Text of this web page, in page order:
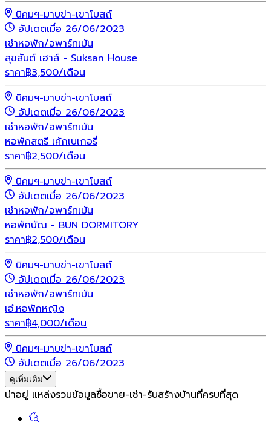
นิคมฯ-มาบข่า-เขาโบสถ์
อัปเดตเมื่อ 26/06/2023
เช่าหอพัก/อพาร์ทเม้น
สุขสันต์ เฮาส์ - Suksan House
ราคา฿3,500/เดือน
นิคมฯ-มาบข่า-เขาโบสถ์
อัปเดตเมื่อ 26/06/2023
เช่าหอพัก/อพาร์ทเม้น
หอพักสตรี เค้กเบเกอรี่
ราคา฿2,500/เดือน
นิคมฯ-มาบข่า-เขาโบสถ์
อัปเดตเมื่อ 26/06/2023
เช่าหอพัก/อพาร์ทเม้น
หอพักบัณ - BUN DORMITORY
ราคา฿2,500/เดือน
นิคมฯ-มาบข่า-เขาโบสถ์
อัปเดตเมื่อ 26/06/2023
เช่าหอพัก/อพาร์ทเม้น
เอ๋.หอพักหญิง
ราคา฿4,000/เดือน
นิคมฯ-มาบข่า-เขาโบสถ์
อัปเดตเมื่อ 26/06/2023
ดูเพิ่มเติม
น่าอยู่ แหล่งรวมข้อมูลซื้อขาย-เช่า-รับสร้างบ้านที่ครบที่สุด